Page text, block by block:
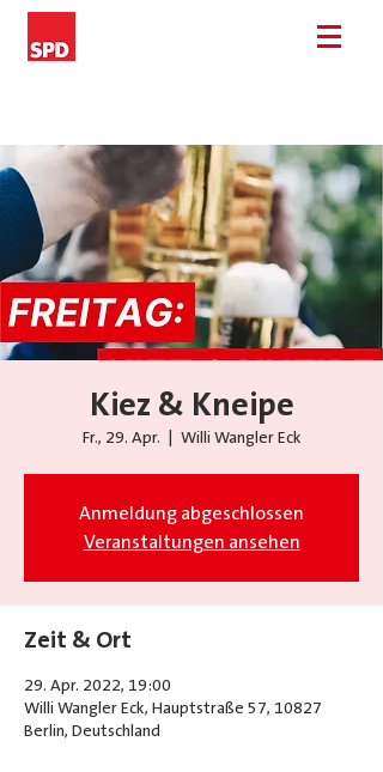
Kiez & Kneipe
Fr., 29. Apr. Willi Wangler Eck
Anmeldung abgeschlossen
Veranstaltungen ansehen
Zeit & Ort
29. Apr. 2022, 19:00
Willi Wangler Eck, Hauptstraße 57, 10827
Berlin, Deutschland